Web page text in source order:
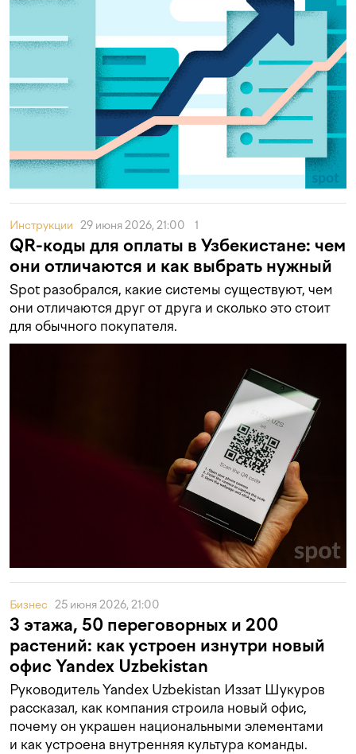
Инструкции 29 июня 2026, 21:00 1
QR-коды для оплаты в Узбекистане: чем
они отличаются и как выбрать нужный
Spot разобрался, какие системы существуют, чем
они отличаются друг от друга и сколько это стоит
для обычного покупателя.
Бизнес 25 июня 2026, 21:00
3 этажа, 50 переговорных и 200
растений: как устроен изнутри новый
офис Yandex Uzbekistan
Руководитель Yandex Uzbekistan Иззат Шукуров
рассказал, как компания строила новый офис,
почему он украшен национальными элементами
и как устроена внутренняя культура команды.